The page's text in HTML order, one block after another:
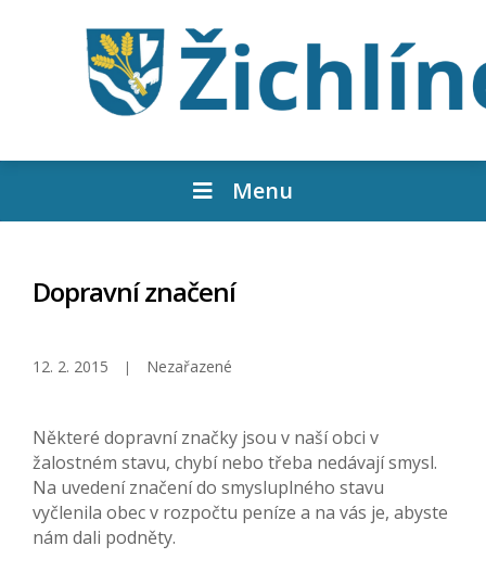
Menu
Dopravní značení
12. 2. 2015 Nezařazené
Některé dopravní značky jsou v naší obci v
žalostném stavu, chybí nebo třeba nedávají smysl.
Na uvedení značení do smysluplného stavu
vyčlenila obec v rozpočtu peníze a na vás je, abyste
nám dali podněty.